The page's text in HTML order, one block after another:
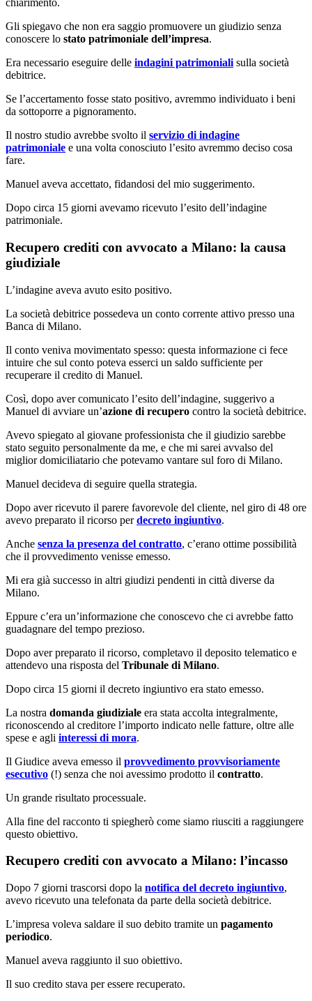
chiarimento.
Gli spiegavo che non era saggio promuovere un giudizio senza
conoscere lo stato patrimoniale dell’impresa.
Era necessario eseguire delle indagini patrimoniali sulla società
debitrice.
Se l’accertamento fosse stato positivo, avremmo individuato i beni
da sottoporre a pignoramento.
Il nostro studio avrebbe svolto il servizio di indagine
patrimoniale e una volta conosciuto l’esito avremmo deciso cosa
fare.
Manuel aveva accettato, fidandosi del mio suggerimento.
Dopo circa 15 giorni avevamo ricevuto l’esito dell’indagine
patrimoniale.
Recupero crediti con avvocato a Milano: la causa
giudiziale
L’indagine aveva avuto esito positivo.
La società debitrice possedeva un conto corrente attivo presso una
Banca di Milano.
Il conto veniva movimentato spesso: questa informazione ci fece
intuire che sul conto poteva esserci un saldo sufficiente per
recuperare il credito di Manuel.
Così, dopo aver comunicato l’esito dell’indagine, suggerivo a
Manuel di avviare un’azione di recupero contro la società debitrice.
Avevo spiegato al giovane professionista che il giudizio sarebbe
stato seguito personalmente da me, e che mi sarei avvalso del
miglior domiciliatario che potevamo vantare sul foro di Milano.
Manuel decideva di seguire quella strategia.
Dopo aver ricevuto il parere favorevole del cliente, nel giro di 48 ore
avevo preparato il ricorso perdecreto ingiuntivo.
Anche senza la presenza del contratto, c’erano ottime possibilità
che il provvedimento venisse emesso.
Mi era già successo in altri giudizi pendenti in città diverse da
Milano.
Eppure c’era un’informazione che conoscevo che ci avrebbe fatto
guadagnare del tempo prezioso.
Dopo aver preparato il ricorso, completavo il deposito telematico e
attendevo una risposta del Tribunale di Milano.
Dopo circa 15 giorni il decreto ingiuntivo era stato emesso.
La nostra domanda giudiziale era stata accolta integralmente,
riconoscendo al creditore l’importo indicato nelle fatture, oltre alle
spese e agli interessi di mora.
Il Giudice aveva emesso il provvedimento provvisoriamente
esecutivo (!) senza che noi avessimo prodotto il contratto.
Un grande risultato processuale.
Alla fine del racconto ti spiegherò come siamo riusciti a raggiungere
questo obiettivo.
Recupero crediti con avvocato a Milano: l’incasso
Dopo 7 giorni trascorsi dopo la notifica del decreto ingiuntivo,
avevo ricevuto una telefonata da parte della società debitrice.
L’impresa voleva saldare il suo debito tramite un pagamento
periodico.
Manuel aveva raggiunto il suo obiettivo.
Il suo credito stava per essere recuperato.